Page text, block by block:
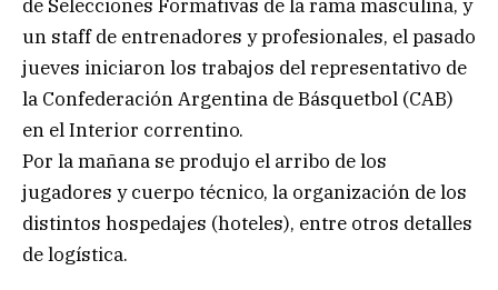
de Selecciones Formativas de la rama masculina, y
un staff de entrenadores y profesionales, el pasado
jueves iniciaron los trabajos del representativo de
la Confederación Argentina de Básquetbol (CAB)
en el Interior correntino.
Por la mañana se produjo el arribo de los
jugadores y cuerpo técnico, la organización de los
distintos hospedajes (hoteles), entre otros detalles
de logística.